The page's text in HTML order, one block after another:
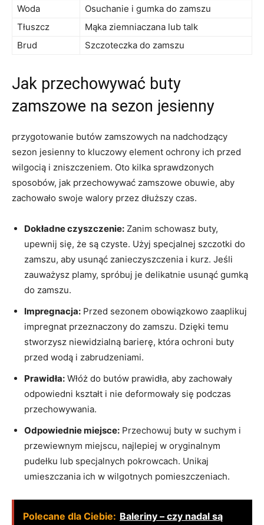
Woda
Osuchanie i gumka do zamszu
Tłuszcz
Mąka ziemniaczana lub talk
Brud
Szczoteczka do zamszu
Jak przechowywać buty
zamszowe na sezon jesienny
przygotowanie butów zamszowych na nadchodzący
sezon jesienny to kluczowy element ochrony ich przed
wilgocią i zniszczeniem. Oto kilka sprawdzonych
sposobów, jak przechowywać zamszowe obuwie, aby
zachowało swoje walory przez dłuższy czas.
Dokładne czyszczenie: Zanim schowasz buty,
upewnij się, że są czyste. Użyj specjalnej szczotki do
zamszu, aby usunąć zanieczyszczenia i kurz. Jeśli
zauważysz plamy, spróbuj je delikatnie usunąć gumką
do zamszu.
Impregnacja: Przed sezonem obowiązkowo zaaplikuj
impregnat przeznaczony do zamszu. Dzięki temu
stworzysz niewidzialną barierę, która ochroni buty
przed wodą i zabrudzeniami.
Prawidła: Włóż do butów prawidła, aby zachowały
odpowiedni kształt i nie deformowały się podczas
przechowywania.
Odpowiednie miejsce: Przechowuj buty w suchym i
przewiewnym miejscu, najlepiej w oryginalnym
pudełku lub specjalnych pokrowcach. Unikaj
umieszczania ich w wilgotnych pomieszczeniach.
Polecane dla Ciebie: Baleriny – czy nadal są